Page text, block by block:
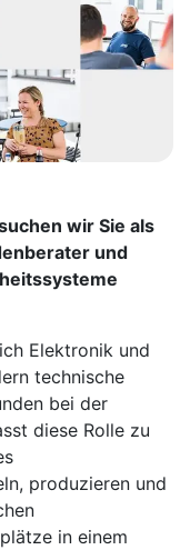
wir Sie als
und
Elektronik und
technische
bei der
diese Rolle zu
produzieren und
in einem